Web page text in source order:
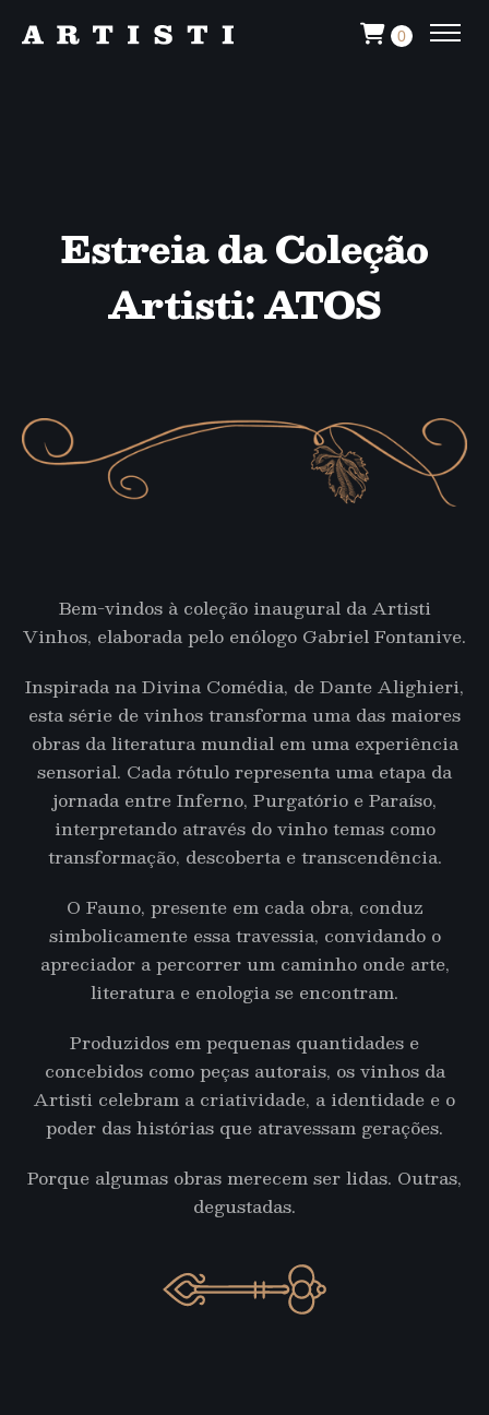
0
Estreia da Coleção
Artisti: ATOS
Bem-vindos à coleção inaugural da Artisti
Vinhos, elaborada pelo enólogo Gabriel Fontanive.
Inspirada na Divina Comédia, de Dante Alighieri,
esta série de vinhos transforma uma das maiores
obras da literatura mundial em uma experiência
sensorial. Cada rótulo representa uma etapa da
jornada entre Inferno, Purgatório e Paraíso,
interpretando através do vinho temas como
transformação, descoberta e transcendência.
O Fauno, presente em cada obra, conduz
simbolicamente essa travessia, convidando o
apreciador a percorrer um caminho onde arte,
literatura e enologia se encontram.
Produzidos em pequenas quantidades e
concebidos como peças autorais, os vinhos da
Artisti celebram a criatividade, a identidade e o
poder das histórias que atravessam gerações.
Porque algumas obras merecem ser lidas. Outras,
degustadas.